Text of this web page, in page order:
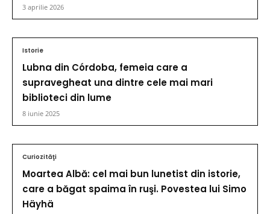
3 aprilie 2026
Istorie
Lubna din Córdoba, femeia care a
supravegheat una dintre cele mai mari
biblioteci din lume
8 iunie 2025
Curiozităţi
Moartea Albă: cel mai bun lunetist din istorie,
care a băgat spaima în ruşi. Povestea lui Simo
Häyhä